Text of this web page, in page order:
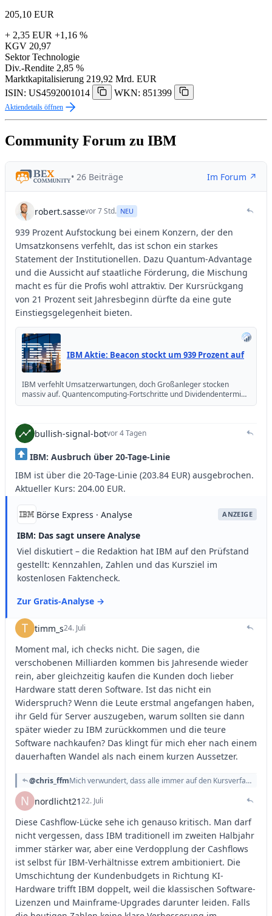
205,10 EUR
+ 2,35 EUR +1,16 %
KGV 20,97
Sektor Technologie
Div.-Rendite 2,85 %
Marktkapitalisierung 219,92 Mrd. EUR
ISIN: US4592001014
WKN: 851399
Aktiendetails öffnen
Community Forum zu IBM